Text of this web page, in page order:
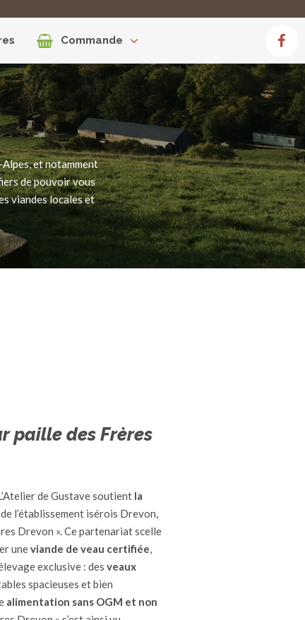
Commande
et notamment
de pouvoir vous
viandes locales et
paille des Frères
de Gustave soutient la
de l’établissement isérois Drevon,
Drevon ». Ce partenariat scelle
uneviande de veau certifiée,
exclusive : des veaux
spacieuses et bien
alimentation sans OGM et non